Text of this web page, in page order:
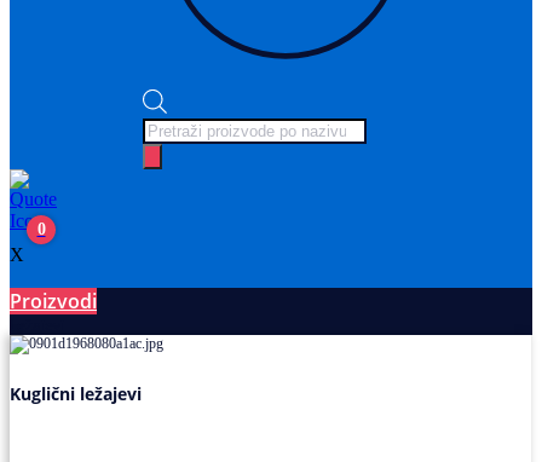
Products
search
0
X
Proizvodi
Kuglični ležajevi